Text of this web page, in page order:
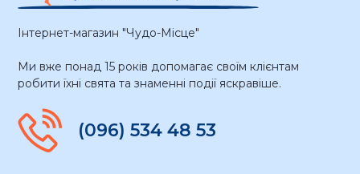
Інтернет-магазин "Чудо-Місце"
Ми вже понад 15 років допомагає своїм клієнтам
робити їхні свята та знаменні події яскравіше.
(096) 534 48 53